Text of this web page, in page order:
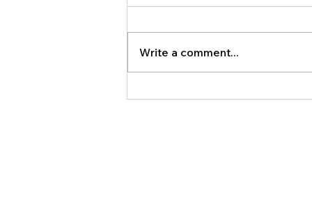
Canada confirms Chinese
Write a comment...